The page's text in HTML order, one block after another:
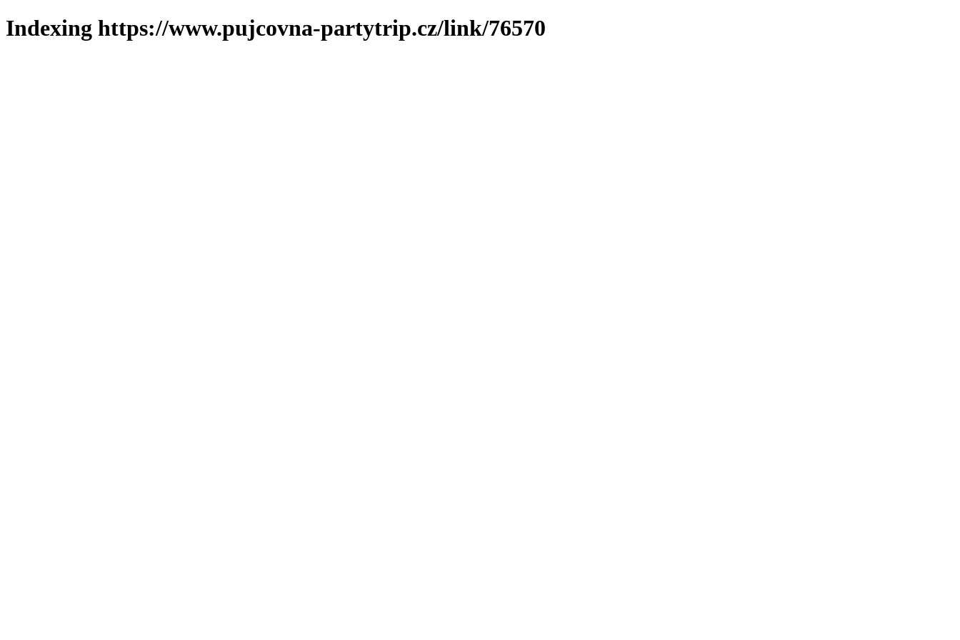
Indexing https://www.pujcovna-partytrip.cz/link/76570